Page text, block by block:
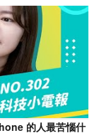
的人最苦惱什